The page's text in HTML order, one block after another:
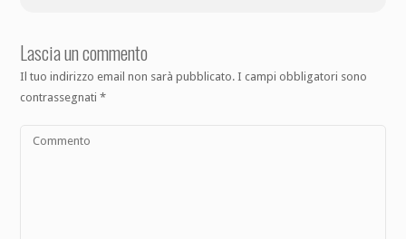
Lascia un commento
Il tuo indirizzo email non sarà pubblicato. I campi obbligatori sono
contrassegnati*